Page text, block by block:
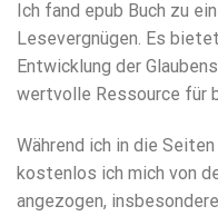
Ich fand epub Buch zu
Lesevergnügen. Es
Entwicklung der
wertvolle Ressource für
Während ich in die
kostenlos ich mich von
angezogen,